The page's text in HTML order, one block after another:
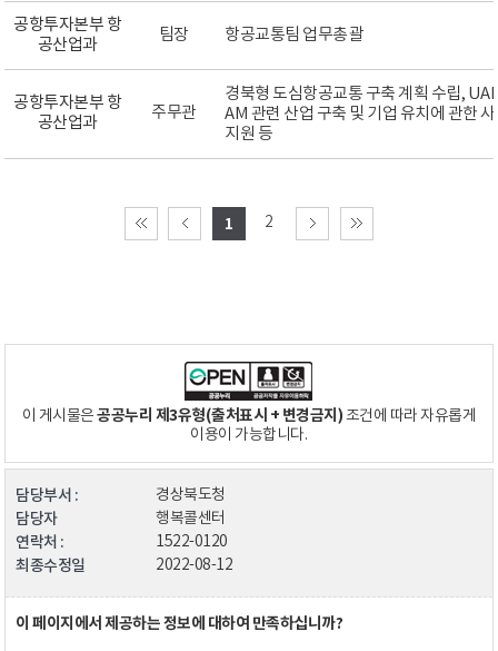
공항투자본부 항
공산업과
팀장 항공교통팀 업무총괄
공항투자본부 항
공산업과
주무관
경북형 도심항공교통 구축 계획 수립,
AM 관련 산업 구축 및 기업 유치에 관한
지원 등
1 2
이 게시물은공공누리 제3유형(출처표시 + 변경금지)조건에 따라 자유롭게
이용이 가능합니다.
담당부서 : 경상북도청
담당자 행복콜센터
연락처 : 1522-0120
최종수정일 2022-08-12
이 페이지에서 제공하는 정보에 대하여 만족하십니까?